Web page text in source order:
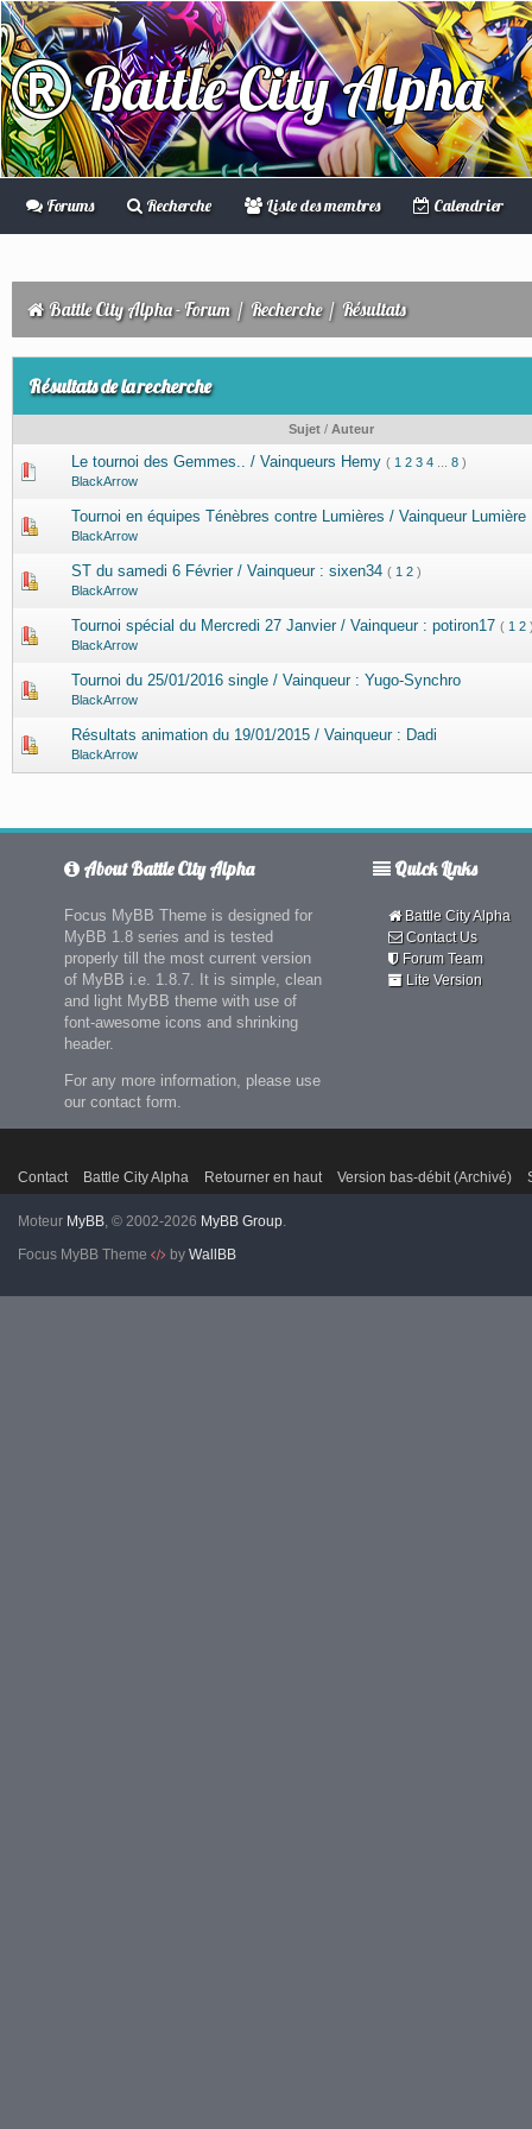
Battle City Alpha
Forums Recherche Liste des membres Calendrier
Battle City Alpha - Forum/ Recherche / Résultats
Résultats de la recherche
Sujet / Auteur
Le tournoi des Gemmes.. / Vainqueurs Hemy ( 1 2 3 4 8 )
BlackArrow
Tournoi en équipes Ténèbres contre Lumières / Vainqueur Lumière
BlackArrow
ST du samedi 6 Février / Vainqueur : sixen34 ( 1 2 )
BlackArrow
Tournoi spécial du Mercredi 27 Janvier / Vainqueur : potiron17 ( 1 2
BlackArrow
Tournoi du 25/01/2016 single / Vainqueur : Yugo-Synchro
BlackArrow
Résultats animation du 19/01/2015 / Vainqueur : Dadi
BlackArrow
About Battle City Alpha
Focus MyBB Theme is designed for
MyBB 1.8 series and is tested
properly till the most current version
of MyBB i.e. 1.8.7. It is simple, clean
and light MyBB theme with use of
font-awesome icons and shrinking
header.
For any more information, please use
our contact form.
Quick Links
Battle City Alpha
Contact Us
Forum Team
Lite Version
Contact Battle City Alpha Retourner en haut Version bas-débit (Archivé)
Moteur MyBB, © 2002-2026 MyBB Group.
Focus MyBB Theme
by WallBB